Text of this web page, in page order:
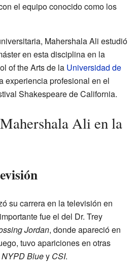
el equipo conocido como los
Mahershala Ali estudió
en esta disciplina en la
of the Arts de la Universidad de
experiencia profesional en el
Shakespeare de California.
Ali en la
su carrera en la televisión en
fue el del Dr. Trey
Jordan, donde apareció en
tuvo apariciones en otras
NYPD Bluey CSI.